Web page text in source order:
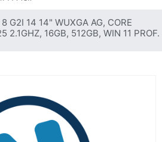
G2I 14 14" WUXGA AG, CORE
2.1GHZ, 16GB, 512GB, WIN 11 PROF.